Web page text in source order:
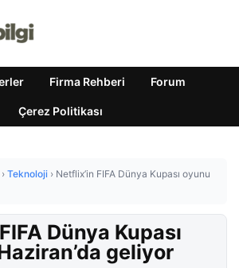
Firma Rehberi Forum
Çerez Politikası
› Teknoloji › Netflix’in FIFA Dünya Kupası oyunu
Dünya Kupası
geliyor